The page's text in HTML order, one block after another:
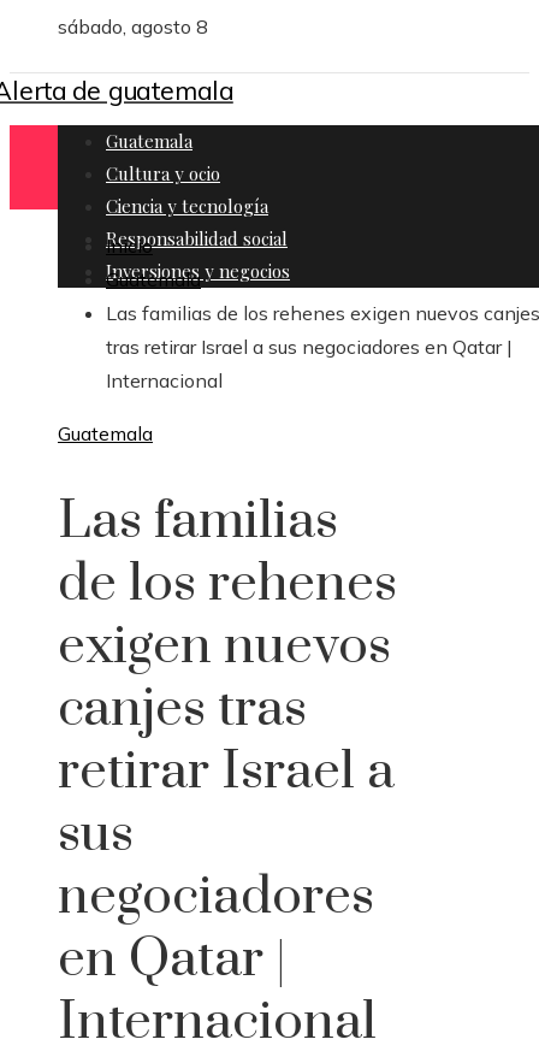
sábado, agosto 8
Guatemala
Cultura y ocio
Ciencia y tecnología
Responsabilidad social
Inversiones y negocios
Inicio
Guatemala
Las familias de los rehenes exigen nuevos canjes
tras retirar Israel a sus negociadores en Qatar |
Internacional
Guatemala
Las familias
de los rehenes
exigen nuevos
canjes tras
retirar Israel a
sus
negociadores
en Qatar |
Internacional